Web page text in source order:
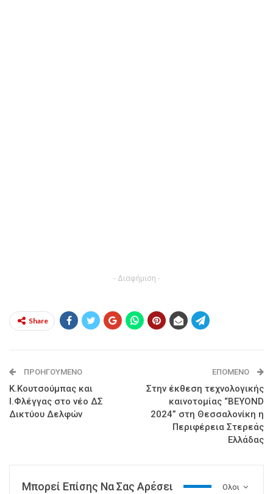
- Διαφήμιση -
Share
ΠΡΟΗΓΟΎΜΕΝΟ
Κ.Κουτσούμπας και
Ι.Φλέγγας στο νέο ΔΣ
Δικτύου Δελφών
ΕΠΌΜΕΝΟ
Στην έκθεση τεχνολογικής
καινοτομίας “ΒEYOND
2024” στη Θεσσαλονίκη η
Περιφέρεια Στερεάς
Ελλάδας
Ολοι
Μπορεί Επίσης Να Σας Αρέσει